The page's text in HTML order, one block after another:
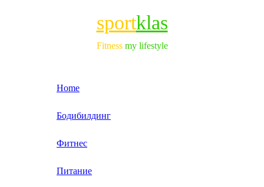
sportklas
Fitnessmy lifestyle
Home
Бодибилдинг
Фитнес
Питание